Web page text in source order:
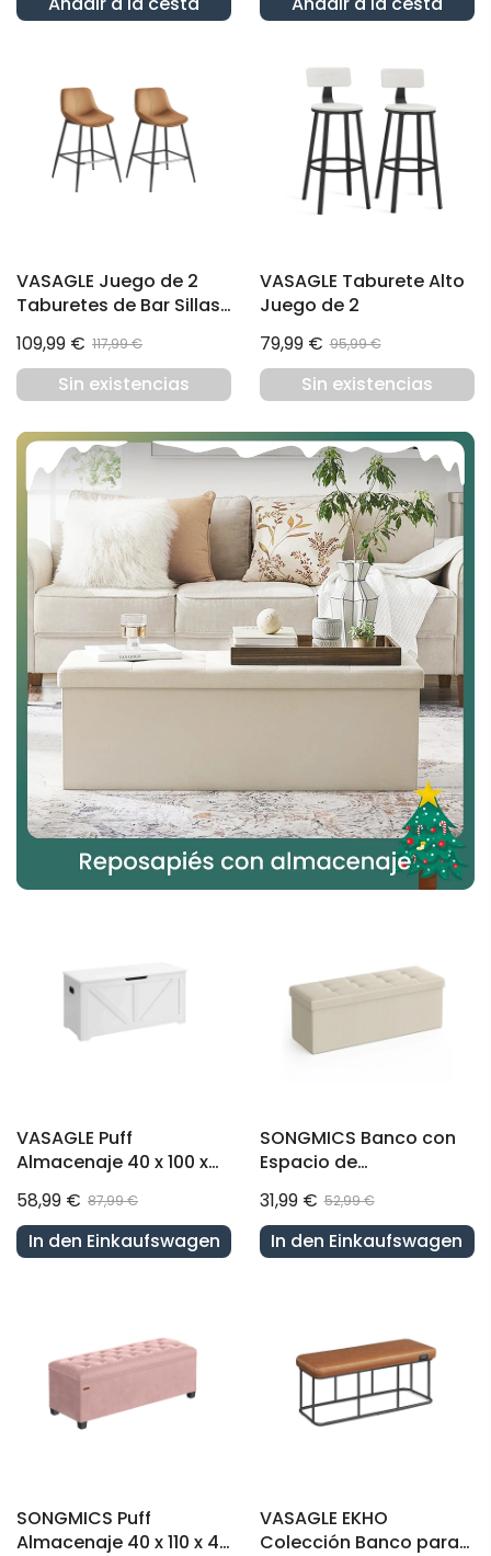
VASAGLE Juego de 2
Taburetes de Bar Sillas
Ergonómico Marrón
Camello
109,99 € 117,99 €
Sin existencias
VASAGLE Taburete Alto
Juego de 2
79,99 € 95,99 €
Sin existencias
VASAGLE Puff
Almacenaje 40 x 100 x
58,99 € 87,99 €
In den Einkaufswagen
SONGMICS Banco con
Espacio de
31,99 € 52,99 €
In den Einkaufswagen
SONGMICS Puff
Almacenaje 40 x 110 x 40
VASAGLE EKHO
Colección Banco para